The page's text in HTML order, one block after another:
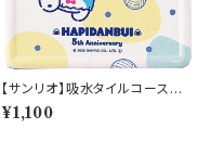
【サンリオ】吸水タイルコースタ
ー(ポチャッコ)【SAN170】SAN
171-346
¥1,100